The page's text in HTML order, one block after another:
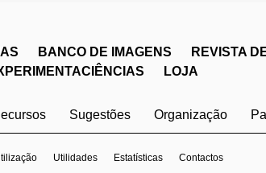
BANCO DE IMAGENS
REVISTA
LOJA
Sugestões Organização
Utilidades Estatísticas Contactos